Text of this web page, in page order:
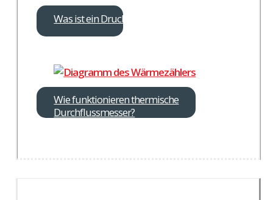
Was ist ein Druckverlust?
Wie funktionieren thermische
Durchflussmesser?